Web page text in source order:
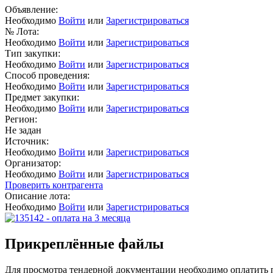
Объявление:
Необходимо Войти или Зарегистрироваться
№ Лота:
Необходимо Войти или Зарегистрироваться
Тип закупки:
Необходимо Войти или Зарегистрироваться
Способ проведения:
Необходимо Войти или Зарегистрироваться
Предмет закупки:
Необходимо Войти или Зарегистрироваться
Регион:
Не задан
Источник:
Необходимо Войти или Зарегистрироваться
Организатор:
Необходимо Войти или Зарегистрироваться
Проверить контрагента
Описание лота:
Необходимо Войти или Зарегистрироваться
Прикреплённые файлы
Для просмотра тендерной документации необходимо оплатить